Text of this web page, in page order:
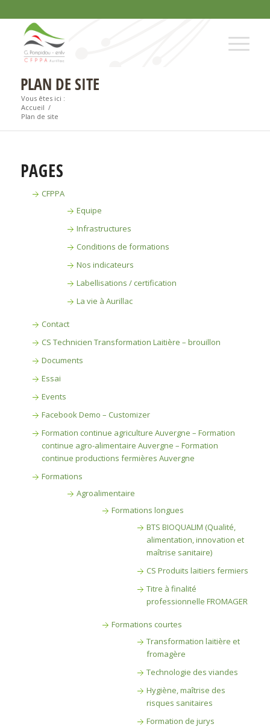
PLAN DE SITE
Vous êtes ici :
Accueil /
Plan de site
PAGES
CFPPA
Equipe
Infrastructures
Conditions de formations
Nos indicateurs
Labellisations / certification
La vie à Aurillac
Contact
CS Technicien Transformation Laitière – brouillon
Documents
Essai
Events
Facebook Demo – Customizer
Formation continue agriculture Auvergne – Formation
continue agro-alimentaire Auvergne – Formation
continue productions fermières Auvergne
Formations
Agroalimentaire
Formations longues
BTS BIOQUALIM (Qualité,
alimentation, innovation et
maîtrise sanitaire)
CS Produits laitiers fermiers
Titre à finalité
professionnelle FROMAGER
Formations courtes
Transformation laitière et
fromagère
Technologie des viandes
Hygiène, maîtrise des
risques sanitaires
Formation de jurys